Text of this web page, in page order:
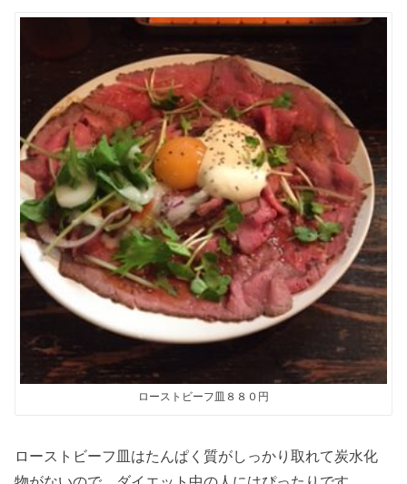
ローストビーフ皿８８０円
ローストビーフ皿はたんぱく質がしっかり取れて炭水化